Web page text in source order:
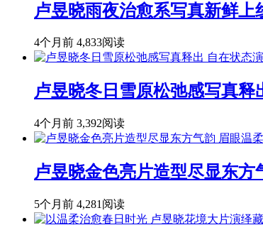
卢昱晓雨夜治愈系写真新鲜
4个月前 4,833阅读
卢昱晓冬日雪原松弛感写真
4个月前 3,392阅读
卢昱晓金色亮片造型尽显东
5个月前 4,281阅读